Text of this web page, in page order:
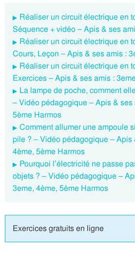
Réaliser un circuit électrique en
Séquence + vidéo – Apis & ses
Réaliser un circuit électrique en
Cours, Leçon – Apis & ses amis :
Réaliser un circuit électrique en
Exercices – Apis & ses amis :
La lampe de poche, comment
– Vidéo pédagogique – Apis & ses
5ème Harmos
Comment allumer une ampoule
pile ? – Vidéo pédagogique – Apis
4ème, 5ème Harmos
Pourquoi l’électricité ne passe
objets ? – Vidéo pédagogique –
3eme, 4ème, 5ème Harmos
Exercices gratuits en ligne